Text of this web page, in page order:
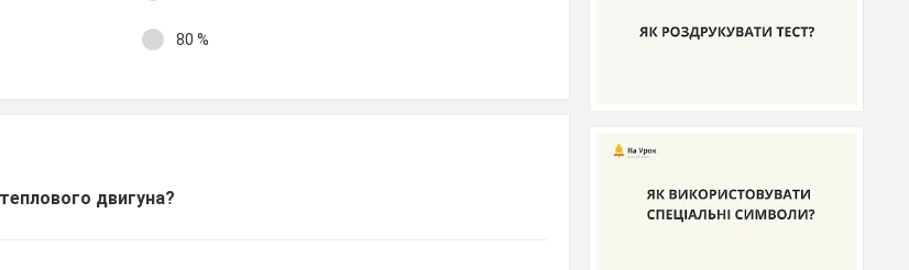
80 %
двигуна?